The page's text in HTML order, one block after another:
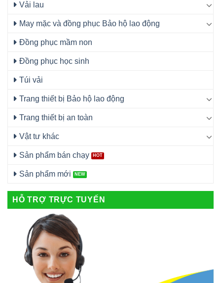
Vải lau
May mặc và đồng phục Bảo hộ lao động
Đồng phục mầm non
Đồng phục học sinh
Túi vải
Trang thiết bị Bảo hộ lao động
Trang thiết bị an toàn
Vật tư khác
Sản phẩm bán chạy
Sản phẩm mới
HỖ TRỢ TRỰC TUYẾN